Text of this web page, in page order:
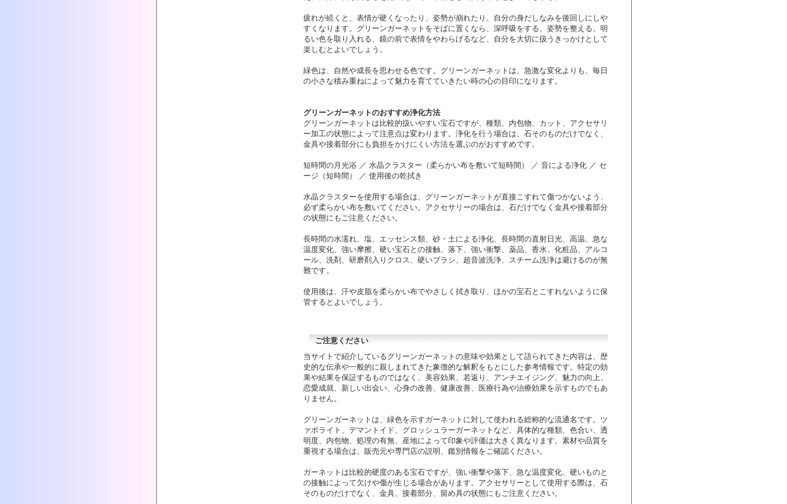
疲れが続くと、表情が硬くなったり、姿勢が崩れたり、自分の身だしなみを後回しにしや
すくなります。グリーンガーネットをそばに置くなら、深呼吸をする、姿勢を整える、明
るい色を取り入れる、鏡の前で表情をやわらげるなど、自分を大切に扱うきっかけとして
楽しむとよいでしょう。
緑色は、自然や成長を思わせる色です。グリーンガーネットは、急激な変化よりも、毎日
の小さな積み重ねによって魅力を育てていきたい時の心の目印になります。
グリーンガーネットのおすすめ浄化方法
グリーンガーネットは比較的扱いやすい宝石ですが、種類、内包物、カット、アクセサリ
ー加工の状態によって注意点は変わります。浄化を行う場合は、石そのものだけでなく、
金具や接着部分にも負担をかけにくい方法を選ぶのがおすすめです。
短時間の月光浴 ／ 水晶クラスター（柔らかい布を敷いて短時間） ／ 音による浄化 ／ セ
ージ（短時間） ／ 使用後の乾拭き
水晶クラスターを使用する場合は、グリーンガーネットが直接こすれて傷つかないよう、
必ず柔らかい布を敷いてください。アクセサリーの場合は、石だけでなく金具や接着部分
の状態にもご注意ください。
長時間の水濡れ、塩、エッセンス類、砂・土による浄化、長時間の直射日光、高温、急な
温度変化、強い摩擦、硬い宝石との接触、落下、強い衝撃、薬品、香水、化粧品、アルコ
ール、洗剤、研磨剤入りクロス、硬いブラシ、超音波洗浄、スチーム洗浄は避けるのが無
難です。
使用後は、汗や皮脂を柔らかい布でやさしく拭き取り、ほかの宝石とこすれないように保
管するとよいでしょう。
ご注意ください
当サイトで紹介しているグリーンガーネットの意味や効果として語られてきた内容は、歴
史的な伝承や一般的に親しまれてきた象徴的な解釈をもとにした参考情報です。特定の効
果や結果を保証するものではなく、美容効果、若返り、アンチエイジング、魅力の向上、
恋愛成就、新しい出会い、心身の改善、健康改善、医療行為や治療効果を示すものでもあ
りません。
グリーンガーネットは、緑色を示すガーネットに対して使われる総称的な流通名です。ツ
ァボライト、デマントイド、グロッシュラーガーネットなど、具体的な種類、色合い、透
明度、内包物、処理の有無、産地によって印象や評価は大きく異なります。素材や品質を
重視する場合は、販売元や専門店の説明、鑑別情報をご確認ください。
ガーネットは比較的硬度のある宝石ですが、強い衝撃や落下、急な温度変化、硬いものと
の接触によって欠けや傷が生じる場合があります。アクセサリーとして使用する際は、石
そのものだけでなく、金具、接着部分、留め具の状態にもご注意ください。